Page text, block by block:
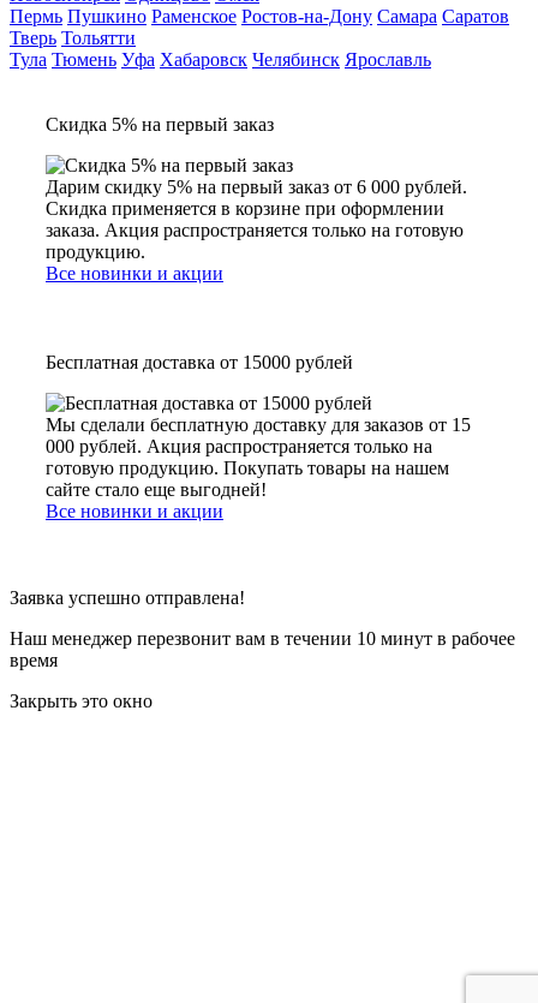
Пермь Пушкино Раменское Ростов-на-Дону Самара Саратов
Тверь Тольятти
Тула Тюмень Уфа Хабаровск Челябинск Ярославль
Скидка 5% на первый заказ
Дарим скидку 5% на первый заказ от 6 000 рублей.
Скидка применяется в корзине при оформлении
заказа. Акция распространяется только на готовую
продукцию.
Все новинки и акции
Бесплатная доставка от 15000 рублей
Мы сделали бесплатную доставку для заказов от 15
000 рублей. Акция распространяется только на
готовую продукцию. Покупать товары на нашем
сайте стало еще выгодней!
Все новинки и акции
Заявка успешно отправлена!
Наш менеджер перезвонит вам в течении 10 минут в рабочее
время
Закрыть это окно